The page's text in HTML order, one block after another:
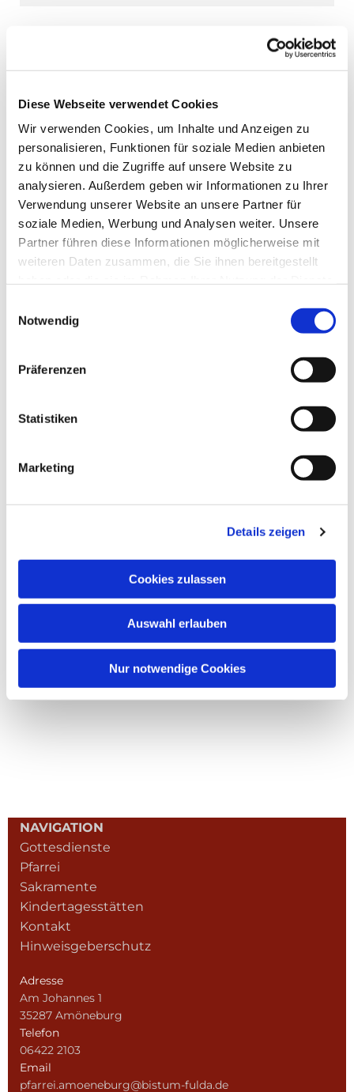
Diese Webseite verwendet Cookies
Wir verwenden Cookies, um Inhalte und Anzeigen zu
personalisieren, Funktionen für soziale Medien anbieten
zu können und die Zugriffe auf unsere Website zu
analysieren. Außerdem geben wir Informationen zu Ihrer
Verwendung unserer Website an unsere Partner für
soziale Medien, Werbung und Analysen weiter. Unsere
Partner führen diese Informationen möglicherweise mit
weiteren Daten zusammen, die Sie ihnen bereitgestellt
Notwendig
Präferenzen
Statistiken
Marketing
Details zeigen
Cookies zulassen
Auswahl erlauben
Nur notwendige Cookies
Dies könnte Sie auch
NAVIGATION
Gottesdienste
Pfarrei
Sakramente
Kindertagesstätten
Kontakt
Hinweisgeberschutz
Adresse
Am Johannes 1
35287 Amöneburg
Telefon
06422 2103
Email
pfarrei.amoeneburg@bistum-fulda.de